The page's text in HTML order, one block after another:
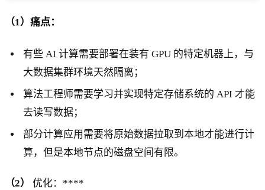
（1）痛点：
有些 AI 计算需要部署在装有 GPU 的特定机器上，与
大数据集群环境天然隔离；
算法工程师需要学习并实现特定存储系统的 API 才能
去读写数据；
部分计算应用需要将原始数据拉取到本地才能进行计
算，但是本地节点的磁盘空间有限。
（2） 优化：****